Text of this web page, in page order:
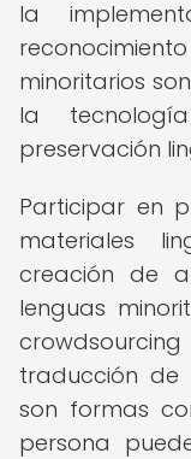
la
minoritarios
la
preservación
Participar en
materiales
creación de
lenguas
traducción de
son formas
persona